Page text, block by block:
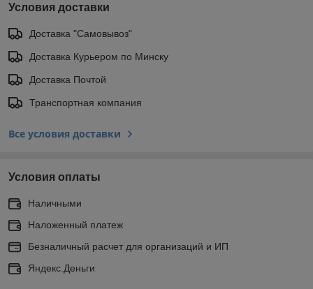
Условия доставки
Доставка "Самовывоз"
Доставка Курьером по Минску
Доставка Почтой
Транспортная компания
Все условия доставки
Условия оплаты
Наличными
Наложенный платеж
Безналичный расчет для организаций и ИП
Яндекс.Деньги